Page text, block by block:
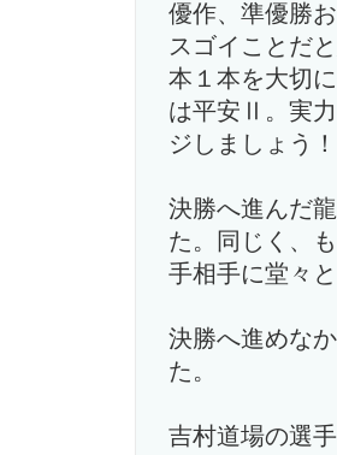
優作、準優勝
スゴイことだ
本１本を大切
は平安Ⅱ。実
ジしましょう！
決勝へ進んだ
た。同じく、
手相手に堂々
決勝へ進めな
た。
吉村道場の選